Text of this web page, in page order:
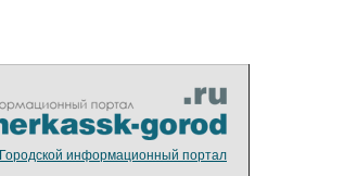
Городской информационный портал